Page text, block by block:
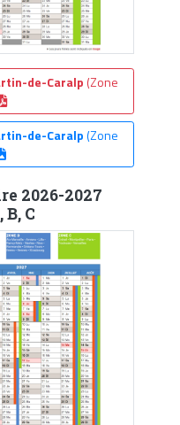
de-Caralp (Zone
de-Caralp(Zone
2026-2027
B, C